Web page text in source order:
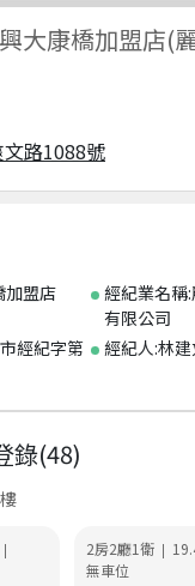
大康橋加盟店(
路1088號
加盟店
經紀業名稱
有限公司
經紀字第
經紀人:林
錄(48)
| 2房2廳1衛 |
無車位